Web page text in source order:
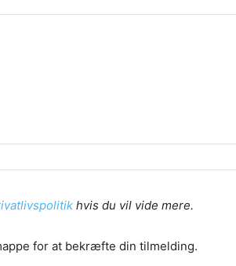
hvis du vil vide mere.
for at bekræfte din tilmelding.